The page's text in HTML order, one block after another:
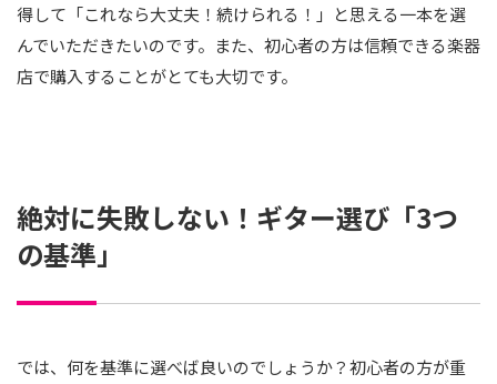
得して「これなら大丈夫！続けられる！」と思える一本を選
んでいただきたいのです。また、初心者の方は信頼できる楽器
店で購入することがとても大切です。
絶対に失敗しない！ギター選び「3つ
の基準」
では、何を基準に選べば良いのでしょうか？初心者の方が重